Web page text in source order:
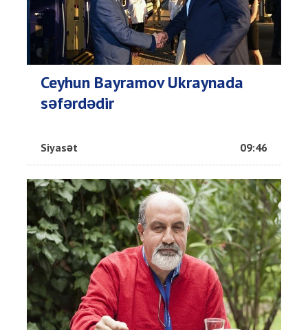
Ceyhun Bayramov Ukraynada
səfərdədir
Siyasət 09:46